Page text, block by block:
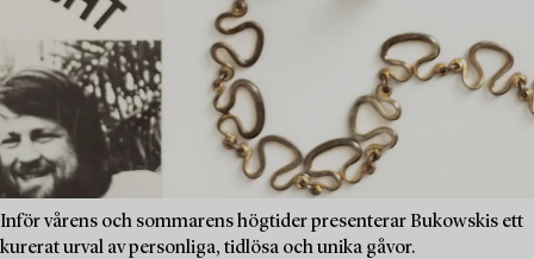
Inför vårens och sommarens högtider presenterar Bukowskis ett
kurerat urval av personliga, tidlösa och unika gåvor.